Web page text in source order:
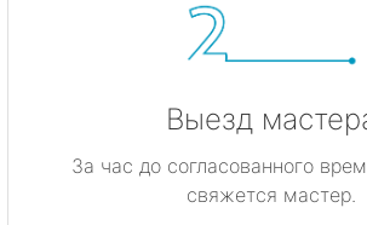
Выезд
За час до согласованного
свяжется мастер.